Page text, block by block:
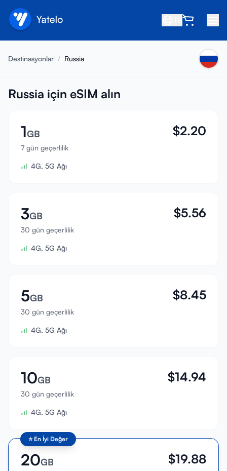
Hakkında
Arkadaş davet et
Ortak ol
Yardım Merkezi
Cihaz Uyumluluğu
Giriş Yap
Destinasyonlar / Russia
Russia için eSIM alın
1GB
7 gün geçerlilik
$2.20
4G, 5G Ağı
3GB
30 gün geçerlilik
$5.56
4G, 5G Ağı
5GB
30 gün geçerlilik
$8.45
4G, 5G Ağı
10GB
30 gün geçerlilik
$14.94
4G, 5G Ağı
⭐ En İyi Değer
20GB $19.88